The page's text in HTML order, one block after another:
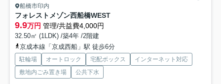
船橋市印内
フォレストメゾン西船橋WEST
9.9万円 管理/共益費4,000円
32.50㎡ (1LDK) /築4年 /2階建
京成本線「京成西船」駅 徒歩6分
駐輪場 オートロック 宅配ボックス
インターネット対応
敷地内ごみ置き場
公共下水